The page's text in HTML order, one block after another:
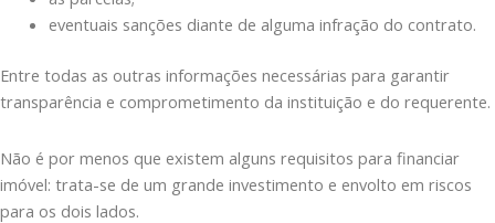
eventuais sanções diante de alguma infração do contrato.
Entre todas as outras informações necessárias para garantir
transparência e comprometimento da instituição e do requerente.
Não é por menos que existem alguns requisitos para financiar
imóvel: trata-se de um grande investimento e envolto em riscos
para os dois lados.